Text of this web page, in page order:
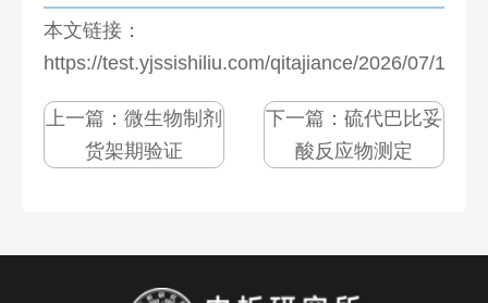
本文链接：
https://test.yjssishiliu.com/qitajiance/2026/07/
上一篇： 微生物制剂
货架期验证
下一篇：硫代巴比妥
酸反应物测定